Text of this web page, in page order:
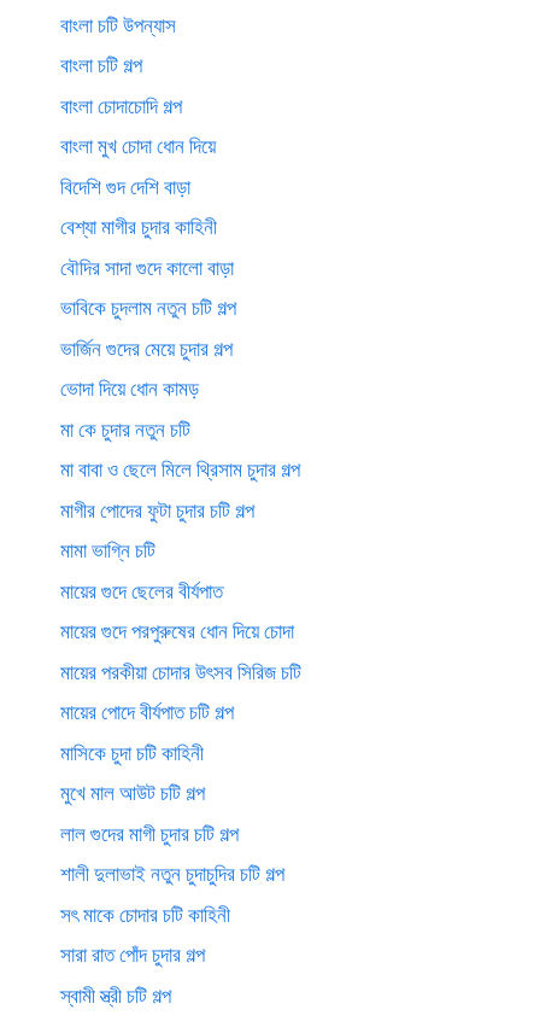
বাংলা চটি উপন্যাস
বাংলা চটি গল্প
বাংলা চোদাচোদি গল্প
বাংলা মুখ চোদা ধোন দিয়ে
বিদেশি গুদ দেশি বাড়া
বেশ্যা মাগীর চুদার কাহিনী
বৌদির সাদা গুদে কালো বাড়া
ভাবিকে চুদলাম নতুন চটি গল্প
ভার্জিন গুদের মেয়ে চুদার গল্প
ভোদা দিয়ে ধোন কামড়
মা কে চুদার নতুন চটি
মা বাবা ও ছেলে মিলে থ্রিসাম চুদার গল্প
মাগীর পোদের ফুটা চুদার চটি গল্প
মামা ভাগ্নি চটি
মায়ের গুদে ছেলের বীর্যপাত
মায়ের গুদে পরপুরুষের ধোন দিয়ে চোদা
মায়ের পরকীয়া চোদার উৎসব সিরিজ চটি
মায়ের পোদে বীর্যপাত চটি গল্প
মাসিকে চুদা চটি কাহিনী
মুখে মাল আউট চটি গল্প
লাল গুদের মাগী চুদার চটি গল্প
শালী দুলাভাই নতুন চুদাচুদির চটি গল্প
সৎ মাকে চোদার চটি কাহিনী
সারা রাত পোঁদ চুদার গল্প
স্বামী স্ত্রী চটি গল্প